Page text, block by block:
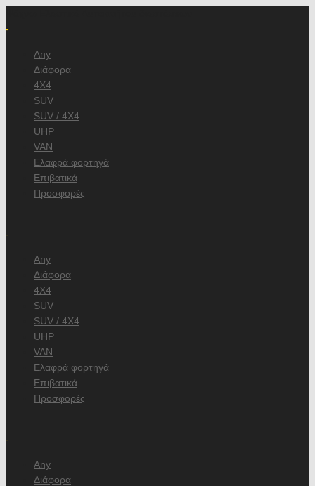
-
Any
Διάφορα
4X4
SUV
SUV / 4X4
UHP
VAN
Ελαφρά φορτηγά
Επιβατικά
Προσφορές
-
Any
Διάφορα
4X4
SUV
SUV / 4X4
UHP
VAN
Ελαφρά φορτηγά
Επιβατικά
Προσφορές
-
Any
Διάφορα